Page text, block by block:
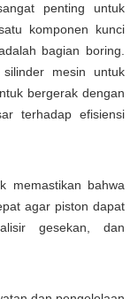
penting untuk
komponen kunci
bagian boring.
mesin untuk
bergerak dengan
terhadap efisiensi
memastikan bahwa
agar piston dapat
gesekan, dan